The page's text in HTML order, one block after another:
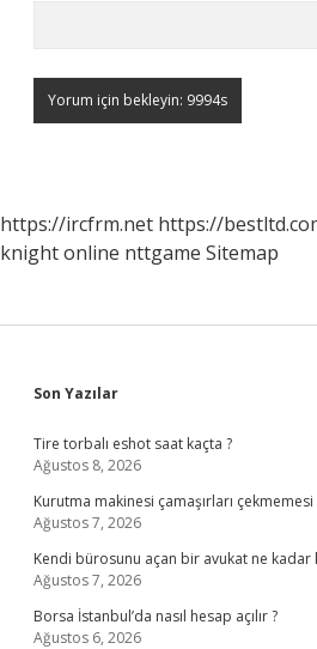
https://ircfrm.net https://
knight online nttgame Sitemap
Sidebar
Son Yazılar
Tire torbalı eshot saat kaçta ?
Ağustos 8, 2026
Kurutma makinesi çamaşırları çekmemesi
Ağustos 7, 2026
Kendi bürosunu açan bir avukat ne kadar
Ağustos 7, 2026
Borsa İstanbul’da nasıl hesap açılır ?
Ağustos 6, 2026